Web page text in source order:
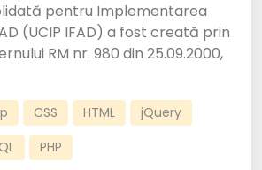
pentru Implementarea
(UCIP IFAD) a fost creată prin
RM nr. 980 din 25.09.2000,
CSS HTML
jQuery
PHP